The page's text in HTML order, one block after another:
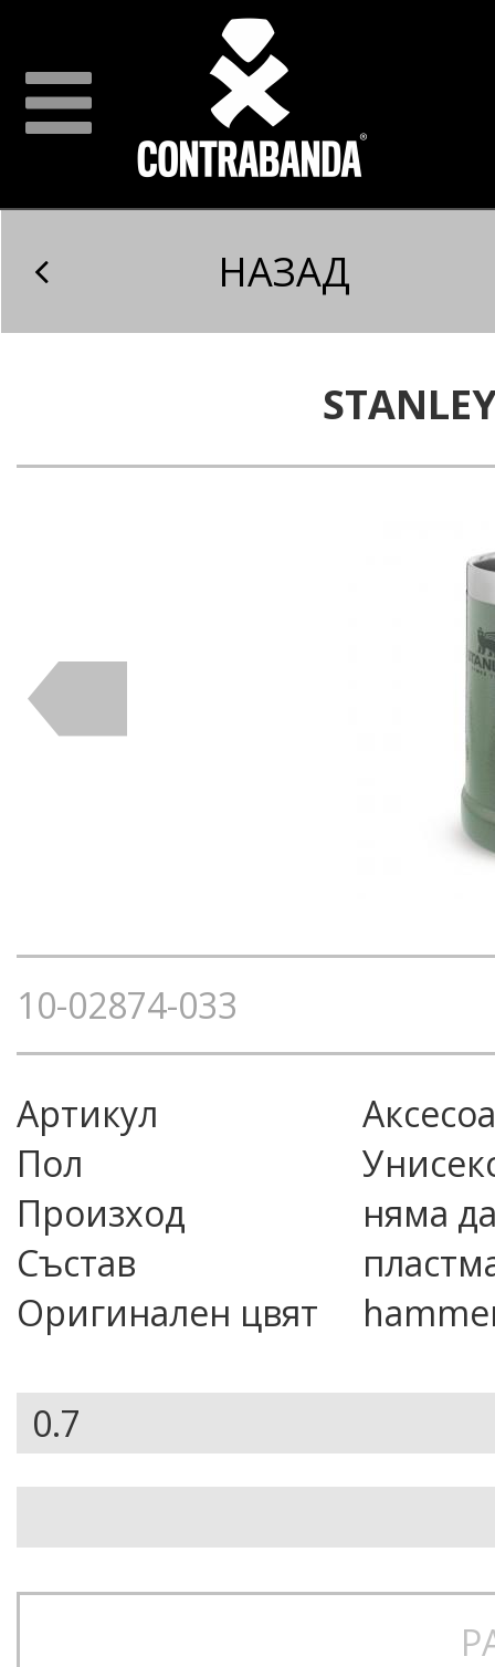
НАЗАД
10-02874-033
Артикул
Пол
Произход
няма
Състав
Оригинален цвят